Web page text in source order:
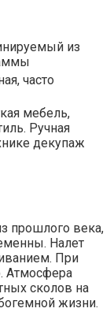
из
часто
мебель,
Ручная
декупаж
прошлого века,
Налет
При
Атмосфера
сколов на
жизни.